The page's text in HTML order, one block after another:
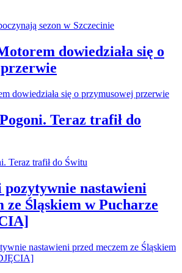
dowiedziała się o
Teraz trafił do
nastawieni
ze Śląskiem w Pucharze